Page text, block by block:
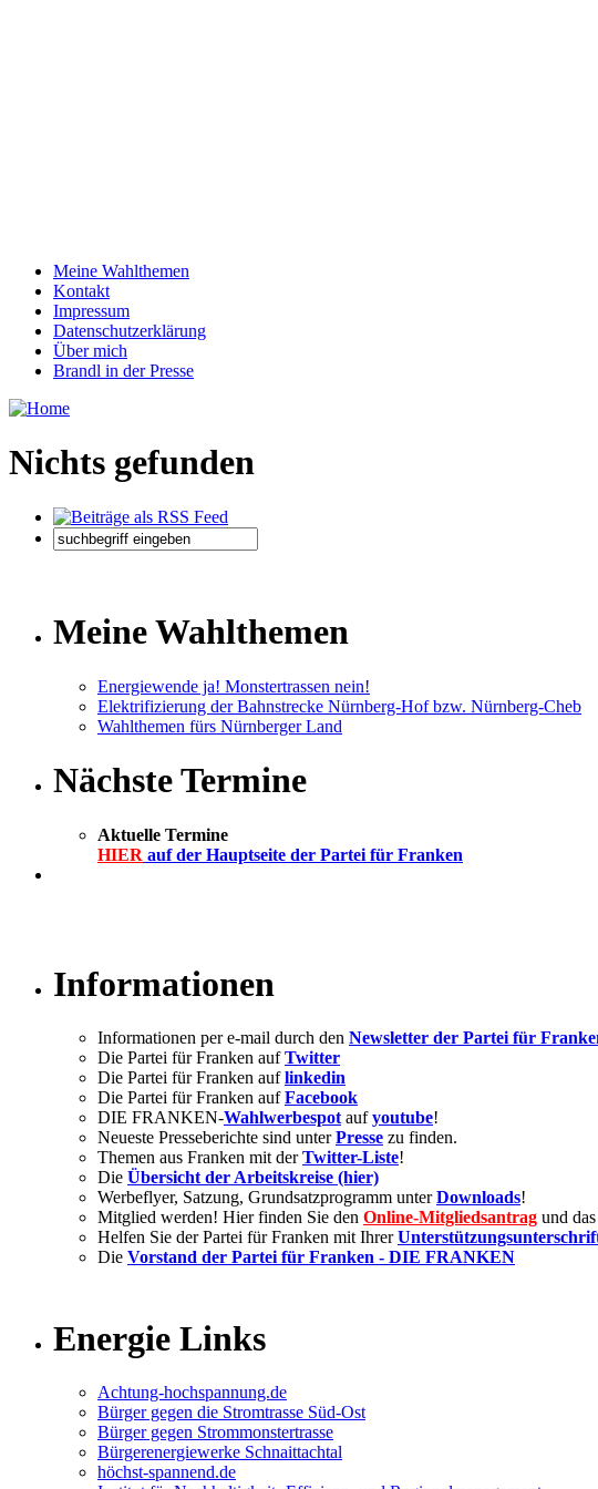
Meine Wahlthemen
Kontakt
Impressum
Datenschutzerklärung
Über mich
Brandl in der Presse
Nichts gefunden
Meine Wahlthemen
Energiewende ja! Monstertrassen nein!
Elektrifizierung der Bahnstrecke Nürnberg-Hof bzw. Nürnberg-Cheb
Wahlthemen fürs Nürnberger Land
Nächste Termine
Aktuelle Termine
HIER auf der Hauptseite der Partei für Franken
Informationen
Informationen per e-mail durch den Newsletter der Partei für
Die Partei für Franken aufTwitter
Die Partei für Franken auflinkedin
Die Partei für Franken aufFacebook
DIE FRANKEN-Wahlwerbespotaufyoutube!
Neueste Presseberichte sind unterPresse zu finden.
Themen aus Franken mit derTwitter-Liste!
Die Übersicht der Arbeitskreise (hier)
Werbeflyer, Satzung, Grundsatzprogramm unterDownloads!
Mitglied werden! Hier finden Sie den Online-Mitgliedsantrag und das
Helfen Sie der Partei für Franken mit Ihrer
Die Vorstand der Partei für Franken - DIE FRANKEN
Energie Links
Achtung-hochspannung.de
Bürger gegen die Stromtrasse Süd-Ost
Bürger gegen Strommonstertrasse
Bürgerenergiewerke Schnaittachtal
höchst-spannend.de